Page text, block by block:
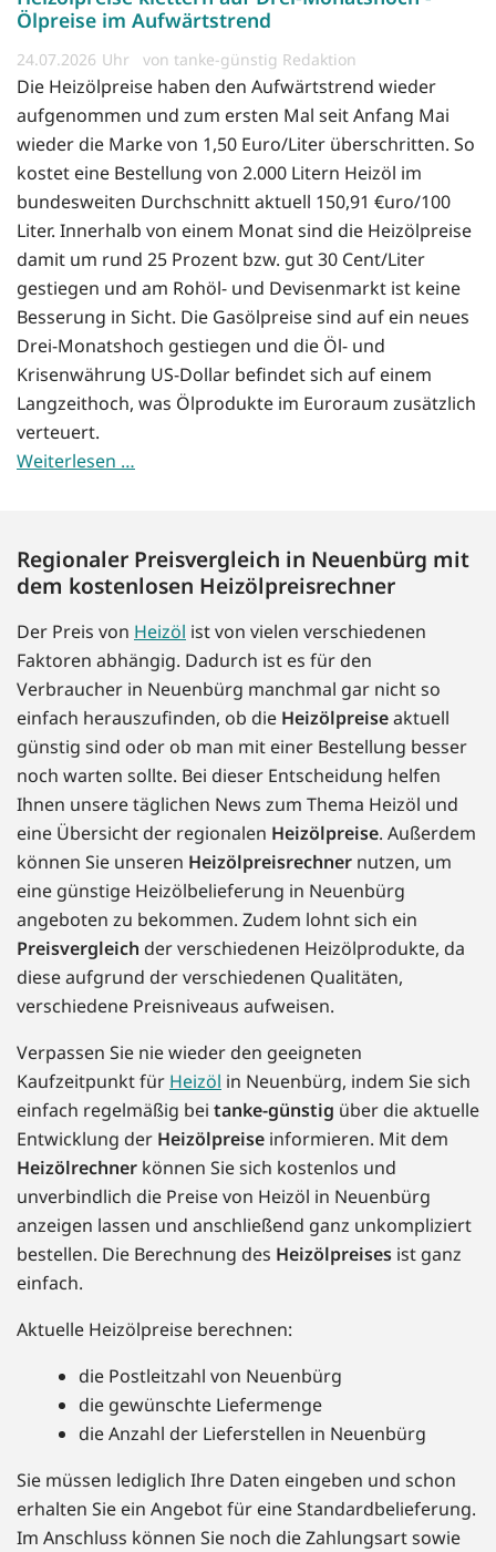
Ölpreise im Aufwärtstrend
24.07.2026 von tanke-günstig Redaktion
Die Heizölpreise haben den Aufwärtstrend wieder
aufgenommen und zum ersten Mal seit Anfang Mai
wieder die Marke von 1,50 Euro/Liter überschritten. So
kostet eine Bestellung von 2.000 Litern Heizöl im
bundesweiten Durchschnitt aktuell 150,91 €uro/100
Liter. Innerhalb von einem Monat sind die Heizölpreise
damit um rund 25 Prozent bzw. gut 30 Cent/Liter
gestiegen und am Rohöl- und Devisenmarkt ist keine
Besserung in Sicht. Die Gasölpreise sind auf ein neues
Drei-Monatshoch gestiegen und die Öl- und
Krisenwährung US-Dollar befindet sich auf einem
Langzeithoch, was Ölprodukte im Euroraum zusätzlich
verteuert.
Weiterlesen …
Regionaler Preisvergleich in Neuenbürg mit
dem kostenlosen Heizölpreisrechner
Der Preis von Heizöl ist von vielen verschiedenen
Faktoren abhängig. Dadurch ist es für den
Verbraucher in Neuenbürg manchmal gar nicht so
einfach herauszufinden, ob die Heizölpreiseaktuell
günstig sind oder ob man mit einer Bestellung besser
noch warten sollte. Bei dieser Entscheidung helfen
Ihnen unsere täglichen News zum Thema Heizöl und
eine Übersicht der regionalen Heizölpreise. Außerdem
können Sie unseren Heizölpreisrechner nutzen, um
eine günstige Heizölbelieferung in Neuenbürg
angeboten zu bekommen. Zudem lohnt sich ein
Preisvergleich der verschiedenen Heizölprodukte, da
diese aufgrund der verschiedenen Qualitäten,
verschiedene Preisniveaus aufweisen.
Verpassen Sie nie wieder den geeigneten
Kaufzeitpunkt für Heizöl in Neuenbürg, indem Sie sich
einfach regelmäßig bei tanke-günstig über die aktuelle
Entwicklung der Heizölpreise informieren. Mit dem
Heizölrechner können Sie sich kostenlos und
unverbindlich die Preise von Heizöl in Neuenbürg
anzeigen lassen und anschließend ganz unkompliziert
bestellen. Die Berechnung des Heizölpreises ist ganz
einfach.
Aktuelle Heizölpreise berechnen:
die Postleitzahl von Neuenbürg
die gewünschte Liefermenge
die Anzahl der Lieferstellen in Neuenbürg
Sie müssen lediglich Ihre Daten eingeben und schon
erhalten Sie ein Angebot für eine Standardbelieferung.
Im Anschluss können Sie noch die Zahlungsart sowie